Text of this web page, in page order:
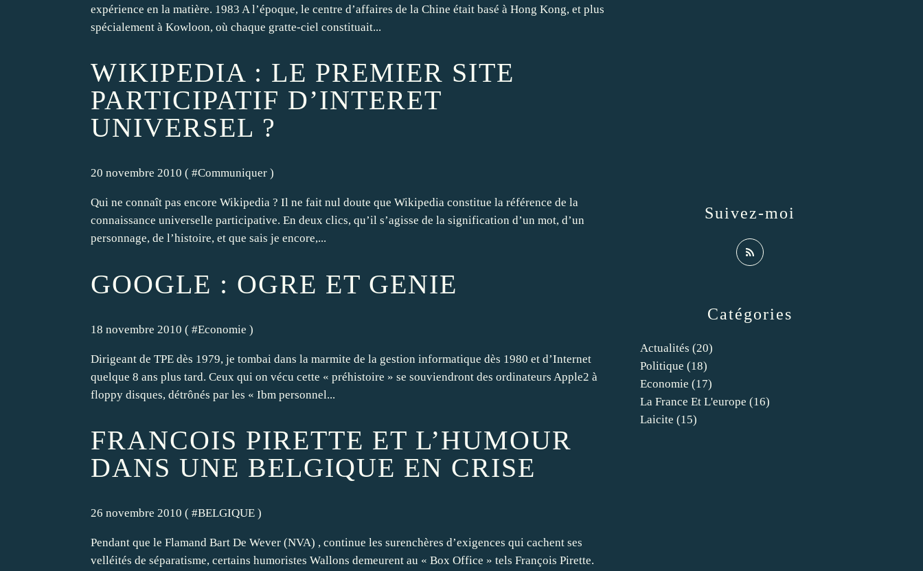
expérience en la matière. 1983 A l’époque, le centre d’affaires de la Chine était basé à Hong Kong, et plus
spécialement à Kowloon, où chaque gratte-ciel constituait...
WIKIPEDIA : LE PREMIER SITE
PARTICIPATIF D’INTERET
UNIVERSEL ?
20 novembre 2010 ( #Communiquer )
Qui ne connaît pas encore Wikipedia ? Il ne fait nul doute que Wikipedia constitue la référence de la
connaissance universelle participative. En deux clics, qu’il s’agisse de la signification d’un mot, d’un
personnage, de l’histoire, et que sais je encore,...
GOOGLE : OGRE ET GENIE
18 novembre 2010 ( #Economie )
Dirigeant de TPE dès 1979, je tombai dans la marmite de la gestion informatique dès 1980 et d’Internet
quelque 8 ans plus tard. Ceux qui on vécu cette « préhistoire » se souviendront des ordinateurs Apple2 à
floppy disques, détrônés par les « Ibm personnel...
FRANCOIS PIRETTE ET L’HUMOUR
DANS UNE BELGIQUE EN CRISE
26 novembre 2010 ( #BELGIQUE )
Pendant que le Flamand Bart De Wever (NVA) , continue les surenchères d’exigences qui cachent ses
velléités de séparatisme, certains humoristes Wallons demeurent au « Box Office » tels François Pirette.
Catégories
Actualités (20)
Politique (18)
Economie (17)
La France Et L'europe (16)
Laicite (15)
Suivez-moi